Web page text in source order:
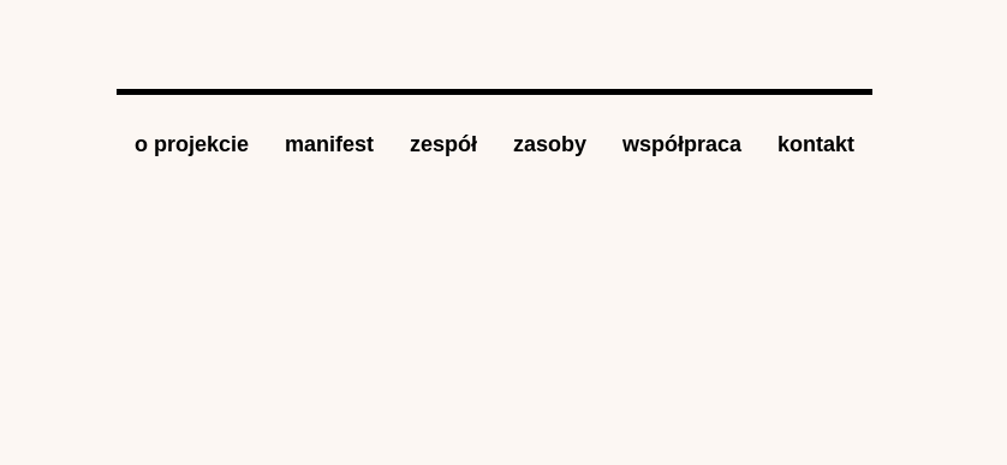
o projekcie manifest zespół zasoby współpraca kontakt